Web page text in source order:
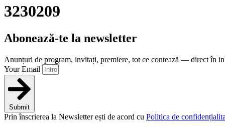
3230209
Abonează-te la newsletter
Anunțuri de program, invitați, premiere, tot ce contează — direct în
Your Email
Submit
Prin înscrierea la Newsletter ești de acord cu Politica de